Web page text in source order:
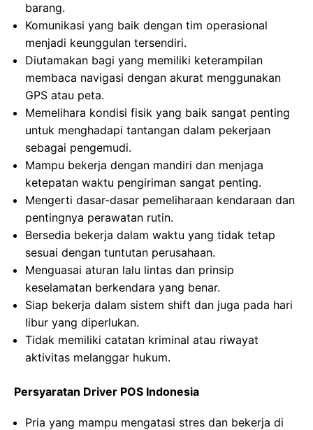
barang.
Komunikasi yang baik dengan tim operasional
menjadi keunggulan tersendiri.
Diutamakan bagi yang memiliki keterampilan
membaca navigasi dengan akurat menggunakan
GPS atau peta.
Memelihara kondisi fisik yang baik sangat penting
untuk menghadapi tantangan dalam pekerjaan
sebagai pengemudi.
Mampu bekerja dengan mandiri dan menjaga
ketepatan waktu pengiriman sangat penting.
Mengerti dasar-dasar pemeliharaan kendaraan dan
pentingnya perawatan rutin.
Bersedia bekerja dalam waktu yang tidak tetap
sesuai dengan tuntutan perusahaan.
Menguasai aturan lalu lintas dan prinsip
keselamatan berkendara yang benar.
Siap bekerja dalam sistem shift dan juga pada hari
libur yang diperlukan.
Tidak memiliki catatan kriminal atau riwayat
aktivitas melanggar hukum.
Persyaratan Driver POS Indonesia
Pria yang mampu mengatasi stres dan bekerja di